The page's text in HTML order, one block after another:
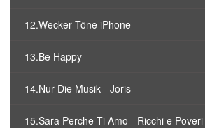
12.Wecker Töne iPhone
13.Be Happy
14.Nur Die Musik - Joris
15.Sara Perche Ti Amo - Ricchi e Poveri